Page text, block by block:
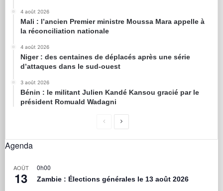
4 août 2026
Mali : l’ancien Premier ministre Moussa Mara appelle à
la réconciliation nationale
4 août 2026
Niger : des centaines de déplacés après une série
d’attaques dans le sud-ouest
3 août 2026
Bénin : le militant Julien Kandé Kansou gracié par le
président Romuald Wadagni
Agenda
AOÛT
13
0h00
Zambie : Élections générales le 13 août 2026